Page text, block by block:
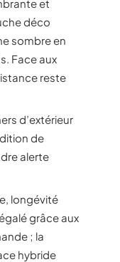
et
déco
sombre en
Face aux
reste
d’extérieur
de
alerte
longévité
grâce aux
; la
hybride